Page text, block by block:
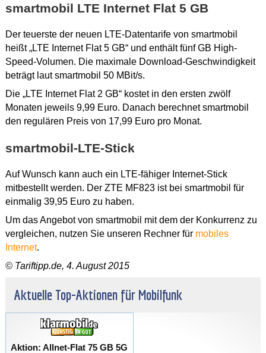
smartmobil LTE Internet Flat 5 GB
Der teuerste der neuen LTE-Datentarife von smartmobil
heißt „LTE Internet Flat 5 GB“ und enthält fünf GB High-
Speed-Volumen. Die maximale Download-Geschwindigkeit
beträgt laut smartmobil 50 MBit/s.
Die „LTE Internet Flat 2 GB“ kostet in den ersten zwölf
Monaten jeweils 9,99 Euro. Danach berechnet smartmobil
den regulären Preis von 17,99 Euro pro Monat.
smartmobil-LTE-Stick
Auf Wunsch kann auch ein LTE-fähiger Internet-Stick
mitbestellt werden. Der ZTE MF823 ist bei smartmobil für
einmalig 39,95 Euro zu haben.
Um das Angebot von smartmobil mit dem der Konkurrenz zu
vergleichen, nutzen Sie unseren Rechner für mobiles
Internet.
© Tariftipp.de, 4. August 2015
Aktuelle Top-Aktionen für Mobilfunk
Aktion: Allnet-Flat 75 GB 5G